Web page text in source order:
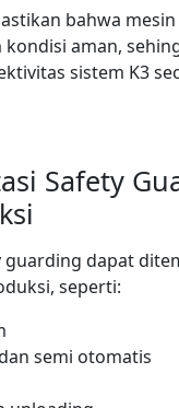
bahwa mesin
aman,
sistem K3
Safety
guarding dapat
seperti:
semi otomatis